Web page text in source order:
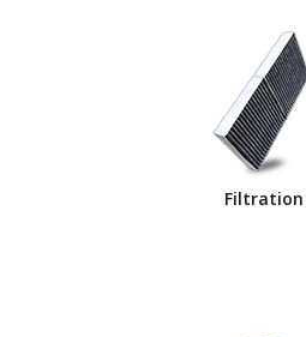
Filtration